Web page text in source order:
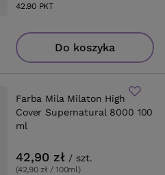
42.90PKTpunktów
Do koszyka
Farba Mila Milaton High
Cover Supernatural 8000 100
ml
42,90 zł / szt.
(42,90 zł / 100ml)